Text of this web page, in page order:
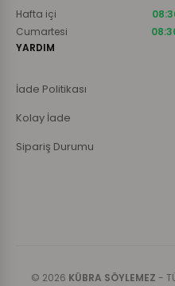
Hafta içi
Cumartesi
YARDIM
İade Politikası
Kolay İade
Sipariş Durumu
© 2026 KÜBRA SÖYLEMEZ -